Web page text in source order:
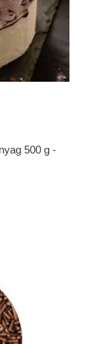
500 g -